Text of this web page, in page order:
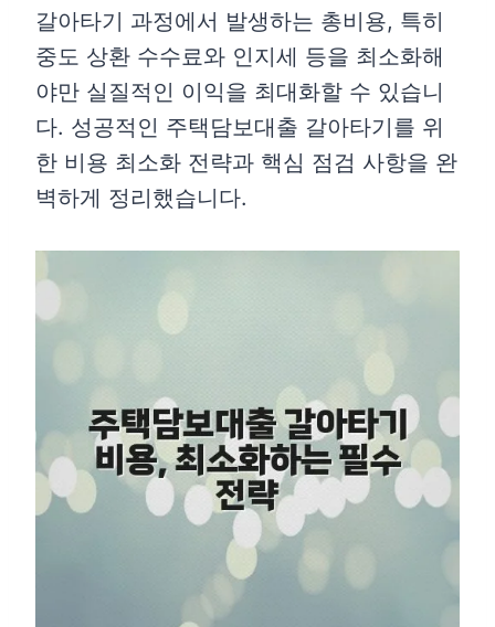
갈아타기 과정에서 발생하는 총비용, 특히
중도 상환 수수료와 인지세 등을 최소화해
야만 실질적인 이익을 최대화할 수 있습니
다. 성공적인 주택담보대출 갈아타기를 위
한 비용 최소화 전략과 핵심 점검 사항을 완
벽하게 정리했습니다.